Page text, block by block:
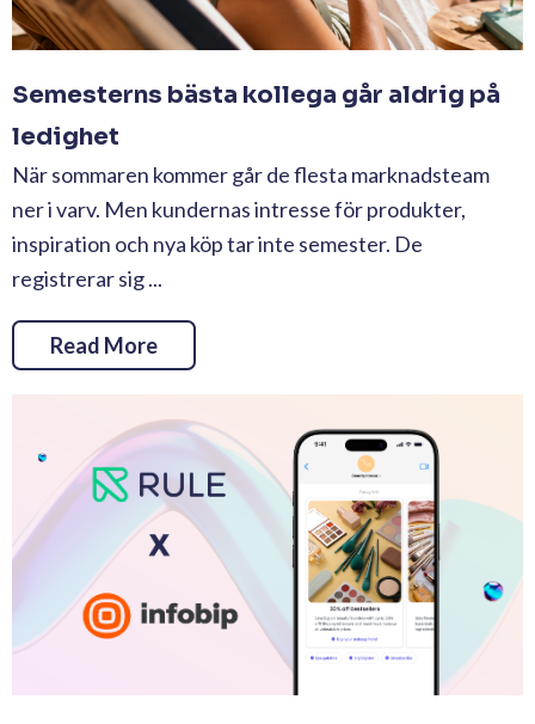
Semesterns bästa kollega går aldrig på
ledighet
När sommaren kommer går de flesta marknadsteam
ner i varv. Men kundernas intresse för produkter,
inspiration och nya köp tar inte semester. De
registrerar sig ...
Read More